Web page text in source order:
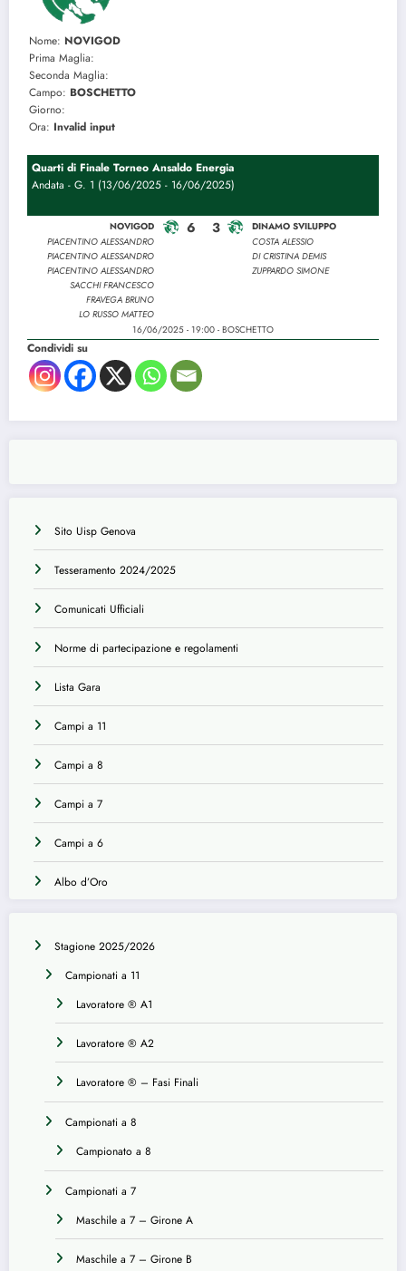
Sito Uisp Genova
Tesseramento 2024/2025
Comunicati Ufficiali
Norme di partecipazione e regolamenti
Lista Gara
Campi a 11
Campi a 8
Campi a 7
Campi a 6
Albo d’Oro
Stagione 2025/2026
Campionati a 11
Lavoratore ® A1
Lavoratore ® A2
Lavoratore ® – Fasi Finali
Campionati a 8
Campionato a 8
Campionati a 7
Maschile a 7 – Girone A
Maschile a 7 – Girone B
Nome: NOVIGOD
Prima Maglia:
Seconda Maglia:
Campo: BOSCHETTO
Giorno:
Ora: Invalid input
Quarti di Finale Torneo Ansaldo Energia
Andata - G. 1 (13/06/2025 - 16/06/2025)
NOVIGOD
PIACENTINO ALESSANDRO
PIACENTINO ALESSANDRO
PIACENTINO ALESSANDRO
SACCHI FRANCESCO
FRAVEGA BRUNO
LO RUSSO MATTEO
6 3
DINAMO SVILUPPO
COSTA ALESSIO
DI CRISTINA DEMIS
ZUPPARDO SIMONE
16/06/2025 - 19:00 - BOSCHETTO
Condividi su